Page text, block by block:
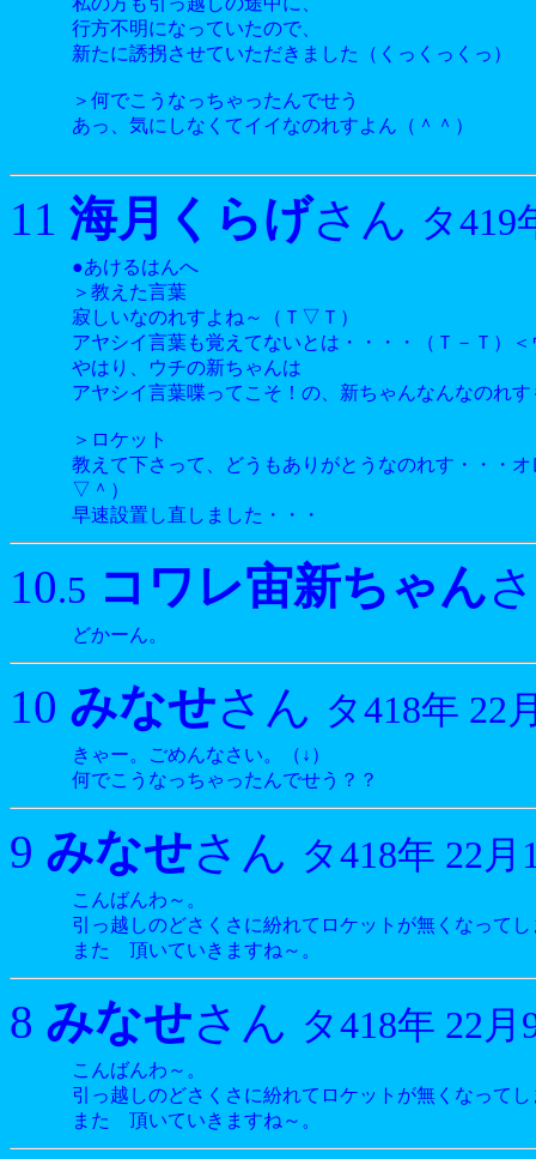
行方不明になっていたので、
新たに誘拐させていただきました（くっくっくっ）
＞何でこうなっちゃったんでせう
あっ、気にしなくてイイなのれすよん（＾＾）
11 海月くらげさん タ419
●あけるはんへ
＞教えた言葉
寂しいなのれすよね～（Ｔ▽Ｔ）
アヤシイ言葉も覚えてないとは・・・・（Ｔ－Ｔ）
やはり、ウチの新ちゃんは
アヤシイ言葉喋ってこそ！の、新ちゃんなんなのれ
＞ロケット
教えて下さって、どうもありがとうなのれす・・・
▽＾）
早速設置し直しました・・・
10.5 コワレ宙新ちゃん
どかーん。
10 みなせさん タ418年 22
きゃー。ごめんなさい。（↓）
何でこうなっちゃったんでせう？？
9 みなせさん タ418年 22月
こんばんわ～。
引っ越しのどさくさに紛れてロケットが無くなって
また 頂いていきますね～。
8 みなせさん タ418年 22月
こんばんわ～。
引っ越しのどさくさに紛れてロケットが無くなって
また 頂いていきますね～。